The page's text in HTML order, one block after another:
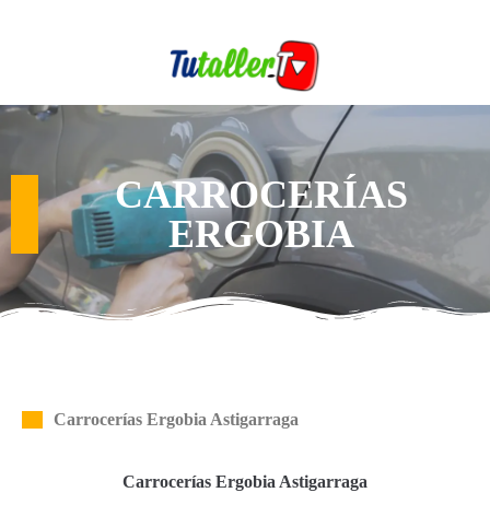
CARROCERÍAS
ERGOBIA
Carrocerías Ergobia Astigarraga
Carrocerías Ergobia Astigarraga